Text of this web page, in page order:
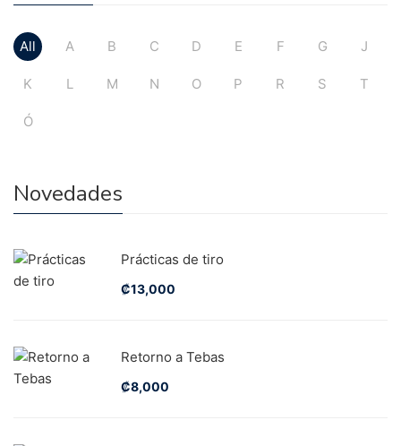
All A B C D E F G J
K L M N O P R S T
Ó
Novedades
Prácticas de tiro
₡13,000
Retorno a Tebas
₡8,000